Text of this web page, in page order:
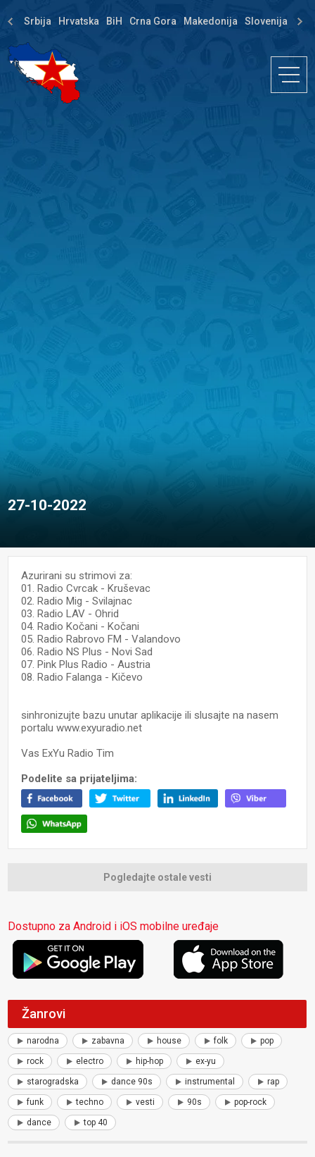
Srbija Hrvatska BiH Crna Gora Makedonija Slovenija
27-10-2022
Azurirani su strimovi za:
01. Radio Cvrcak - Kruševac
02. Radio Mig - Svilajnac
03. Radio LAV - Ohrid
04. Radio Kočani - Kočani
05. Radio Rabrovo FM - Valandovo
06. Radio NS Plus - Novi Sad
07. Pink Plus Radio - Austria
08. Radio Falanga - Kičevo
sinhronizujte bazu unutar aplikacije ili slusajte na nasem
portalu www.exyuradio.net
Vas ExYu Radio Tim
Podelite sa prijateljima:
Pogledajte ostale vesti
Dostupno za Android i iOS mobilne uređaje
Žanrovi
narodna zabavna house folk pop
rock electro hip-hop ex-yu
starogradska dance 90s instrumental rap
funk techno vesti 90s pop-rock
dance top 40